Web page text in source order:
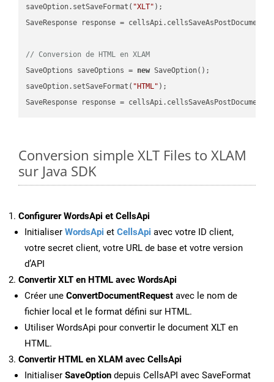
saveOption.setSaveFormat( "XLT" );
SaveResponse response =
// Conversion de HTML en XLAM
SaveOptions saveOptions = new SaveOption();
saveOption.setSaveFormat( "HTML" );
SaveResponse response =
Conversion simple XLT Files to XLAM
sur Java SDK
Configurer WordsApi et CellsApi
Initialiser WordsApi et CellsApi avec votre ID client,
votre secret client, votre URL de base et votre version
d’API
Convertir XLT en HTML avec WordsApi
Créer une ConvertDocumentRequest avec le nom de
fichier local et le format défini sur HTML.
Utiliser WordsApi pour convertir le document XLT en
HTML.
Convertir HTML en XLAM avec CellsApi
Initialiser SaveOption depuis CellsAPI avec SaveFormat